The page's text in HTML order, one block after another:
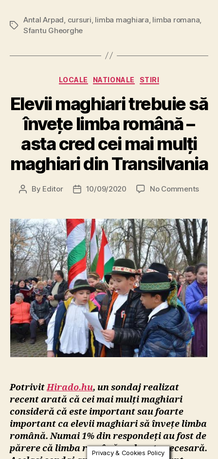
Tags
Antal Arpad cursuri limba maghiara limba romana
Sfantu Gheorghe
Categories
LOCALE NATIONALE STIRI
Elevii maghiari trebuie să
învețe limba română –
asta cred cei mai mulți
maghiari din Transilvania
Post
By Editor
Post10/09/2020 No Commentson
să
limba
–
asta
cred
cei
mai
mulți
din
PotrivitHirado.hu, un sondaj realizat
recent arată că cei mai mulți maghiari
consideră că este important sau foarte
important ca elevii maghiari să învețe limba
română. Numai 1% din respondeți au fost de
părere că limba română nu le este necesară.
Privacy & Cookies Policy